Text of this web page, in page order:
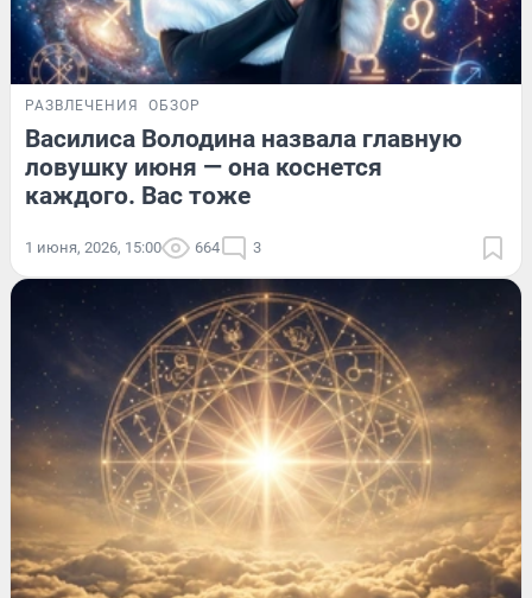
РАЗВЛЕЧЕНИЯ ОБЗОР
Василиса Володина назвала главную
ловушку июня — она коснется
каждого. Вас тоже
1 июня, 2026, 15:00 664 3